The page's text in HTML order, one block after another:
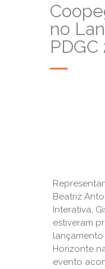
no
PDGC
Beatriz
Interativa,
estiveram
lançamento
Horizonte
evento